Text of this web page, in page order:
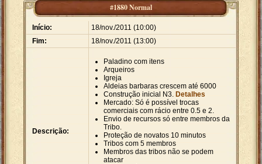
#1880 Normal
Início:
18/nov./2011 (10:00)
Fim:
18/nov./2011 (13:00)
Descrição:
Paladino com itens
Arqueiros
Igreja
Aldeias barbaras crescem até 6000
Construção inicial N3. Detalhes
Mercado: Só é possível trocas
comerciais com rácio entre 0.5 e 2.
Envio de recursos só entre membros da
Tribo.
Proteção de novatos 10 minutos
Tribos com 5 membros
Membros das tribos não se podem
atacar